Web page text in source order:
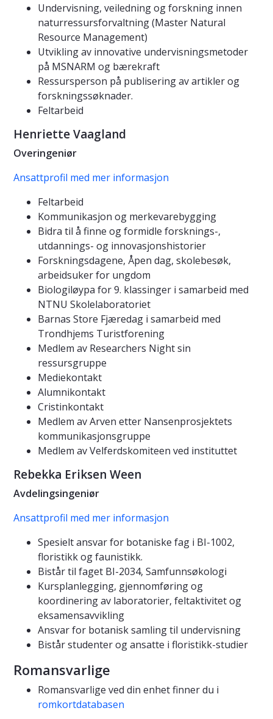
Undervisning, veiledning og forskning innen
naturressursforvaltning (Master Natural
Resource Management)
Utvikling av innovative undervisningsmetoder
på MSNARM og bærekraft
Ressursperson på publisering av artikler og
forskningssøknader.
Feltarbeid
Henriette Vaagland
Overingeniør
Ansattprofil med mer informasjon
Feltarbeid
Kommunikasjon og merkevarebygging
Bidra til å finne og formidle forsknings-,
utdannings- og innovasjonshistorier
Forskningsdagene, Åpen dag, skolebesøk,
arbeidsuker for ungdom
Biologiløypa for 9. klassinger i samarbeid med
NTNU Skolelaboratoriet
Barnas Store Fjæredag i samarbeid med
Trondhjems Turistforening
Medlem av Researchers Night sin
ressursgruppe
Mediekontakt
Alumnikontakt
Cristinkontakt
Medlem av Arven etter Nansenprosjektets
kommunikasjonsgruppe
Medlem av Velferdskomiteen ved instituttet
Rebekka Eriksen Ween
Avdelingsingeniør
Ansattprofil med mer informasjon
Spesielt ansvar for botaniske fag i BI-1002,
floristikk og faunistikk.
Bistår til faget BI-2034, Samfunnsøkologi
Kursplanlegging, gjennomføring og
koordinering av laboratorier, feltaktivitet og
eksamensavvikling
Ansvar for botanisk samling til undervisning
Bistår studenter og ansatte i floristikk-studier
Romansvarlige
Romansvarlige ved din enhet finner du i
romkortdatabasen